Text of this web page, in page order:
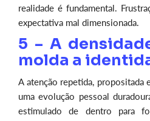
realidade é fundamental.
expectativa mal dimensionada.
5 – A
molda a
A atenção repetida, propositada
uma evolução pessoal
estimulado de dentro para